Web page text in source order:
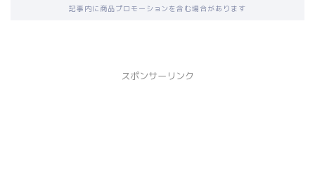
記事内に商品プロモーションを含む場合があります
スポンサーリンク